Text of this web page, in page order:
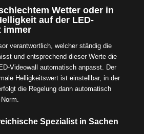
Wetter oder in
auf der LED-
immer
verantwortlich, welcher ständig die
und entsprechend dieser Werte die
Videowall automatisch anpasst. Der
Helligkeitswert ist einstellbar, in der
die Regelung dann automatisch
Spezialist in Sachen